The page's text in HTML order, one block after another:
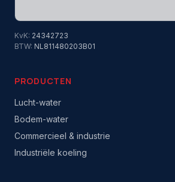
KvK: 24342723
BTW: NL811480203B01
PRODUCTEN
Lucht-water
Bodem-water
Commercieel & industrie
Industriële koeling